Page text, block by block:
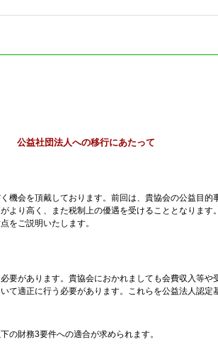
公益社団法人への移行にあたって
会を頂戴しております。前回は、貴協会の公益目
り高く、また税制上の優遇を受けることとなりま
をご説明いたします。
があります。貴協会におかれましても会費収入等
適正に行う必要があります。これらを公益法人認定
の財務3要件への適合が求められます。